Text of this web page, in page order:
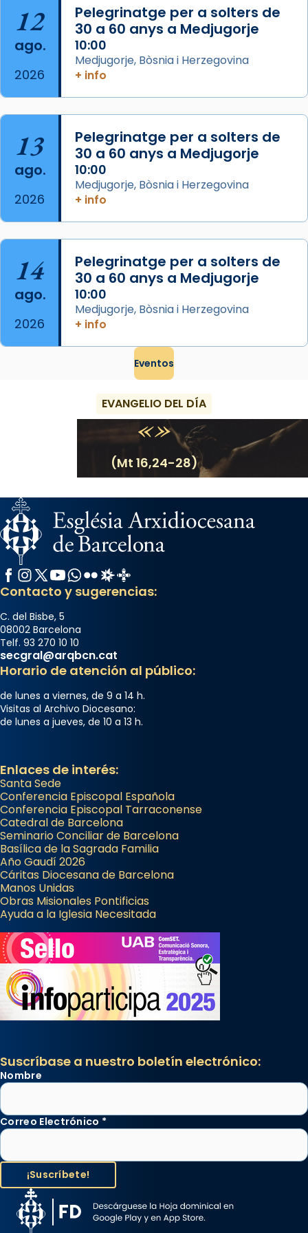
Acompanyant la història de sant Cugat, a
partir de l’Edat Mitjana sorgeix la tradició
que les santes Juliana (“relatiu a Júlia”) i
Semproniana (“relatiu a Semprònia =
eterna”) són deixebles seves. I l’any 1667, el
... Ver más
View on Facebook · Share
12
ago.
2026
Pelegrinatge per a solters de
30 a 60 anys a Medjugorje
10:00
Medjugorje, Bòsnia i Herzegovina
+ info
13
ago.
2026
Pelegrinatge per a solters de
30 a 60 anys a Medjugorje
10:00
Medjugorje, Bòsnia i Herzegovina
+ info
14
ago.
2026
Pelegrinatge per a solters de
30 a 60 anys a Medjugorje
10:00
Medjugorje, Bòsnia i Herzegovina
+ info
Eventos
EVANGELIO DEL DÍA
(Mt 16,24-28)
Facebook
Instagram
X / Twitter
YouTube
WhatsApp
FlickrRadio Estel
Catalunya Cristiana
Contacto y sugerencias:
C. del Bisbe, 5
08002 Barcelona
Telf. 93 270 10 10
secgral@arqbcn.cat
Horario de atención al público:
de lunes a viernes, de 9 a 14 h.
Visitas al Archivo Diocesano:
de lunes a jueves, de 10 a 13 h.
Enlaces de interés:
Santa Sede
Conferencia Episcopal Española
Conferencia Episcopal Tarraconense
Catedral de Barcelona
Seminario Conciliar de Barcelona
Basílica de la Sagrada Familia
Año Gaudí 2026
Cáritas Diocesana de Barcelona
Manos Unidas
Obras Misionales Pontificias
Ayuda a la Iglesia Necesitada
Suscríbase a nuestro boletín electrónico:
Nombre
Correo Electrónico *